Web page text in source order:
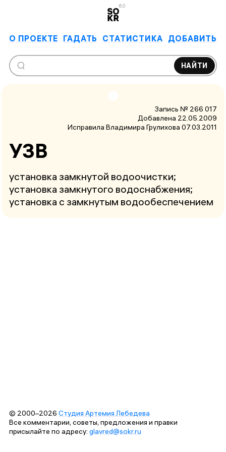
6.0
О ПРОЕКТЕ ГАДАТЬ СТАТИСТИКА ДОБАВИТЬ
НАЙТИ
Запись № 266 017
Добавлена 22.05.2009
Исправила Владимира Грулихова 07.03.2011
УЗВ
установка замкнутой водоочистки;
установка замкнутого водоснабжения;
установка с замкнутым водообеспечением
© 2000–2026 Студия Артемия Лебедева
Все комментарии, советы, предложения и правки
присылайте по адресу: glavred@sokr.ru